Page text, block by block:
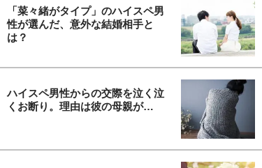
「菜々緒がタイプ」のハイスペ男
性が選んだ、意外な結婚相手と
は？
ハイスペ男性からの交際を泣く泣
くお断り。理由は彼の母親が…